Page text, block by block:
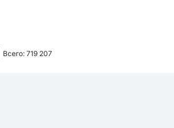
Всего: 719 207